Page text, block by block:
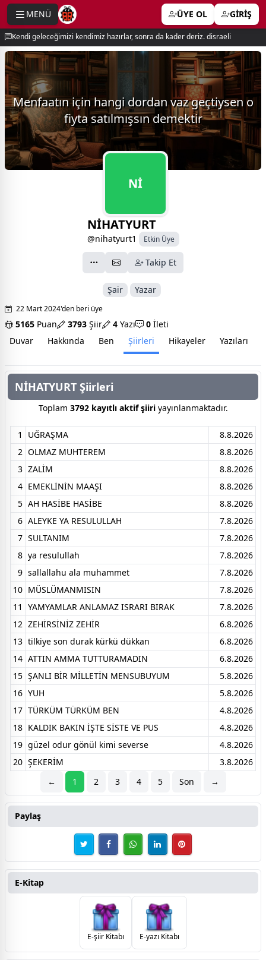
MENÜ ÜYE OL GİRİŞ
Kendi geleceğimizi kendimiz hazırlar, sonra da kader deriz. disraeli
Menfaatın için hangi dordan vaz geçtiysen o
fiyta satılmışsın demektir
Nİ
NİHATYURT
@nihatyurt1 Etkin Üye
Takip Et
Şair Yazar
22 Mart 2024'den beri üye
5165 Puan 3793 Şiir 4 Yazı 0 İleti
Duvar
Hakkında Ben Şiirleri Hikayeler Yazıları
NİHATYURT Şiirleri
Toplam 3792 kayıtlı aktif şiiriyayınlanmaktadır.
1 UĞRAŞMA
8.8.2026
2 OLMAZ MUHTEREM
8.8.2026
3 ZALİM
8.8.2026
4 EMEKLİNİN MAAŞI
8.8.2026
5 AH HASİBE HASİBE
8.8.2026
6 ALEYKE YA RESULULLAH
7.8.2026
7 SULTANIM
7.8.2026
8 ya resulullah
7.8.2026
9 sallallahu ala muhammet
7.8.2026
10 MÜSLÜMANMISIN
7.8.2026
11
YAMYAMLAR ANLAMAZ ISRARI BIRAK
7.8.2026
12 ZEHİRSİNİZ ZEHİR
6.8.2026
13 tilkiye son durak kürkü dükkan
6.8.2026
14 ATTIN AMMA TUTTURAMADIN
6.8.2026
15 ŞANLI BİR MİLLETİN MENSUBUYUM
5.8.2026
16 YUH
5.8.2026
17 TÜRKÜM TÜRKÜM BEN
4.8.2026
18 KALDIK BAKIN İŞTE SİSTE VE PUS
4.8.2026
19 güzel odur gönül kimi severse
4.8.2026
20 ŞEKERİM
3.8.2026
←
1 2 3 4 5 Son →
Paylaş
E-Kitap
E-şiir Kitabı E-yazı Kitabı
menu